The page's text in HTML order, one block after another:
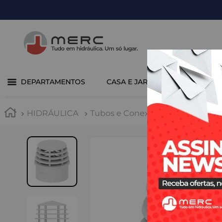
DEPARTAMENTOS CASA E JARDIM COZINHA
HIDRÁULICA Tubos e Conexões PVC